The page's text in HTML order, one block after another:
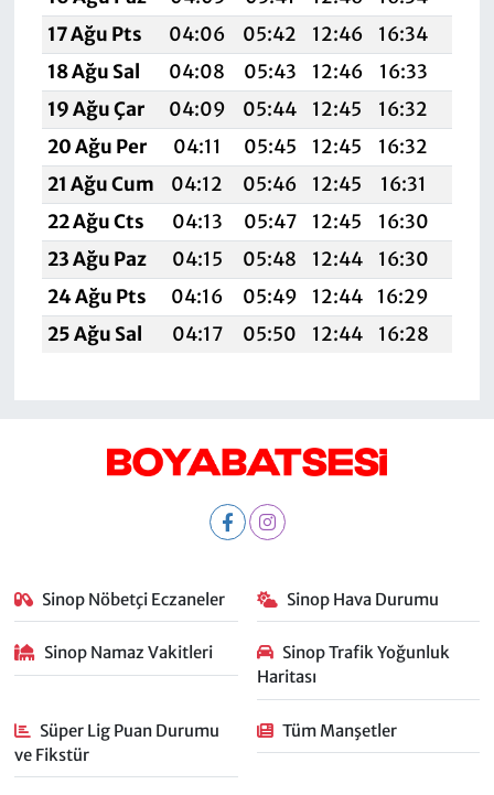
17 Ağu Pts
04:06 05:42 12:46 16:34
18 Ağu Sal
04:08 05:43 12:46 16:33
19 Ağu Çar
04:09 05:44 12:45 16:32
20 Ağu Per
04:11 05:45 12:45 16:32
21 Ağu Cum
04:12 05:46 12:45 16:31
22 Ağu Cts
04:13 05:47 12:45 16:30
23 Ağu Paz
04:15 05:48 12:44 16:30
24 Ağu Pts
04:16 05:49 12:44 16:29
25 Ağu Sal
04:17 05:50 12:44 16:28
Sinop Nöbetçi Eczaneler Sinop Hava Durumu
Sinop Namaz Vakitleri
Sinop Trafik Yoğunluk
Haritası
Süper Lig Puan Durumu
ve Fikstür
Tüm Manşetler